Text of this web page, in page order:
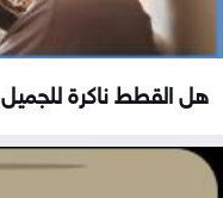
هل القطط ناكرة للجميل